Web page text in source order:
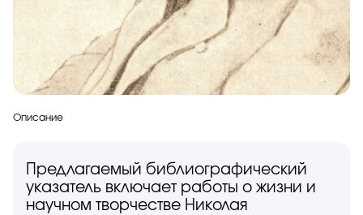
Описание
Предлагаемый библиографический
указатель включает работы о жизни и
научном творчестве Николая